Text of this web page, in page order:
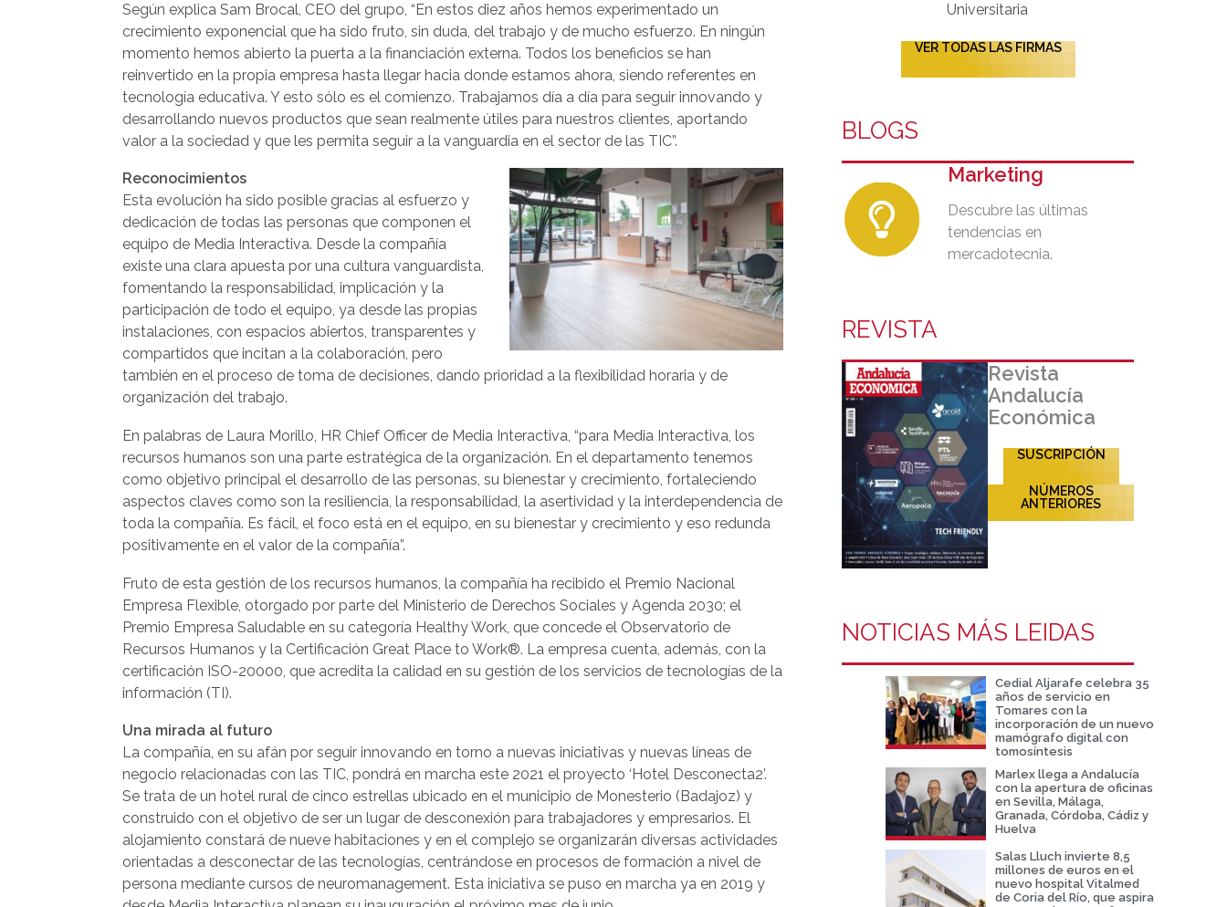
Según explica Sam Brocal, CEO del grupo, “En estos diez años hemos experimentado un
crecimiento exponencial que ha sido fruto, sin duda, del trabajo y de mucho esfuerzo. En ningún
momento hemos abierto la puerta a la financiación externa. Todos los beneficios se han
reinvertido en la propia empresa hasta llegar hacia donde estamos ahora, siendo referentes en
tecnología educativa. Y esto sólo es el comienzo. Trabajamos día a día para seguir innovando y
desarrollando nuevos productos que sean realmente útiles para nuestros clientes, aportando
valor a la sociedad y que les permita seguir a la vanguardia en el sector de las TIC”.
Reconocimientos
Esta evolución ha sido posible gracias al esfuerzo y
dedicación de todas las personas que componen el
equipo de Media Interactiva. Desde la compañía
existe una clara apuesta por una cultura vanguardista,
fomentando la responsabilidad, implicación y la
participación de todo el equipo, ya desde las propias
instalaciones, con espacios abiertos, transparentes y
compartidos que incitan a la colaboración, pero
también en el proceso de toma de decisiones, dando prioridad a la flexibilidad horaria y de
organización del trabajo.
En palabras de Laura Morillo, HR Chief Officer de Media Interactiva, “para Media Interactiva, los
recursos humanos son una parte estratégica de la organización. En el departamento tenemos
como objetivo principal el desarrollo de las personas, su bienestar y crecimiento, fortaleciendo
aspectos claves como son la resiliencia, la responsabilidad, la asertividad y la interdependencia de
toda la compañía. Es fácil, el foco está en el equipo, en su bienestar y crecimiento y eso redunda
positivamente en el valor de la compañía”.
Fruto de esta gestión de los recursos humanos, la compañía ha recibido el Premio Nacional
Empresa Flexible, otorgado por parte del Ministerio de Derechos Sociales y Agenda 2030; el
Premio Empresa Saludable en su categoría Healthy Work, que concede el Observatorio de
Recursos Humanos y la Certificación Great Place to Work®. La empresa cuenta, además, con la
certificación ISO-20000, que acredita la calidad en su gestión de los servicios de tecnologías de la
información (TI).
Una mirada al futuro
La compañía, en su afán por seguir innovando en torno a nuevas iniciativas y nuevas líneas de
negocio relacionadas con las TIC, pondrá en marcha este 2021 el proyecto ‘Hotel Desconecta2’.
Se trata de un hotel rural de cinco estrellas ubicado en el municipio de Monesterio (Badajoz) y
construido con el objetivo de ser un lugar de desconexión para trabajadores y empresarios. El
alojamiento constará de nueve habitaciones y en el complejo se organizarán diversas actividades
orientadas a desconectar de las tecnologías, centrándose en procesos de formación a nivel de
persona mediante cursos de neuromanagement. Esta iniciativa se puso en marcha ya en 2019 y
Universitaria​
VER TODAS LAS FIRMAS
BLOGS
Marketing
Descubre las últimas
tendencias en
mercadotecnia.
REVISTA
Revista
Andalucía
Económica
SUSCRIPCIÓN
NÚMEROS
ANTERIORES
NOTICIAS MÁS LEIDAS
Cedial Aljarafe celebra 35
años de servicio en
Tomares con la
incorporación de un nuevo
mamógrafo digital con
tomosíntesis
Marlex llega a Andalucía
con la apertura de oficinas
en Sevilla, Málaga,
Granada, Córdoba, Cádiz y
Huelva
Salas Lluch invierte 8,5
millones de euros en el
nuevo hospital Vitalmed
de Coria del Río, que aspira